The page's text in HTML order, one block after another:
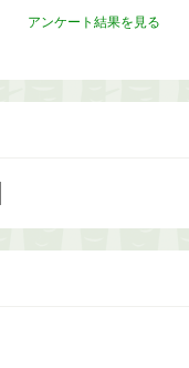
アンケート結果を見る